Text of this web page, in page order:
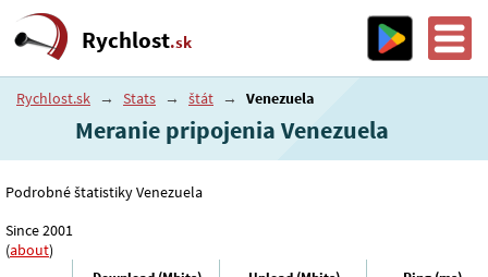
Rychlost.sk
Rychlost.sk → Stats → štát → Venezuela
Meranie pripojenia Venezuela
Podrobné štatistiky Venezuela
Since 2001
(about)